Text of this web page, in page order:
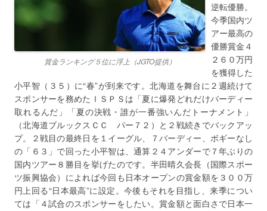
賞金ランキング５位に浮上（JGTO提供）
逆転優勝。
今季国内ツ
アー最高の
優勝賞金４
２６０万円
を獲得した
小平智（３５）に“春”が到来です。北海道を舞台に２週続けて
スポンサーを務めたＩＳＰＳは「夏に爆発どれだけバーディー
取れるんだ」「夏の決戦・誰が一番強いんだトーナメント」
（北海道ブルックスＣＣ パー７２）と２戦続きでバックアッ
プ。２戦目の最終日を１イーグル、７バーディー、ボギーなし
の「６３」で回った小平智は、通算２４アンダーで７年ぶりの
国内ツアー８勝目を挙げたのです。半田晴久会長（国際スポー
ツ振興協会）によれば今回も日本オープンの賞金額を３００万
円上回る“日本最高”に設定。今後もそれを目指し、来季につい
ては「４試合のスポンサーをしたい。賞金額と面白さで日本一